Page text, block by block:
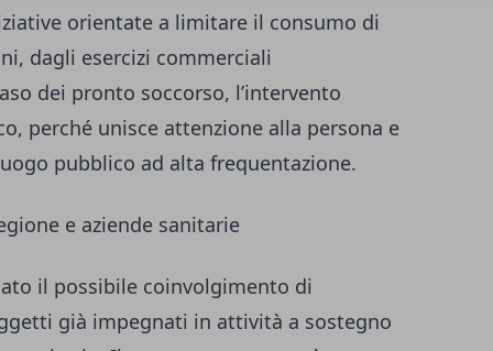
orientate a limitare il consumo di
dagli esercizi commerciali
dei pronto soccorso, l’intervento
perché unisce attenzione alla persona e
pubblico ad alta frequentazione.
e aziende sanitarie
il possibile coinvolgimento di
già impegnati in attività a sostegno